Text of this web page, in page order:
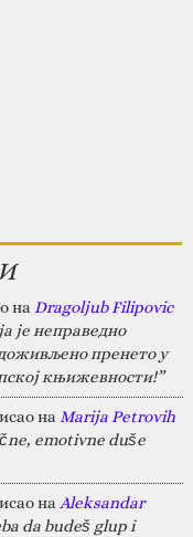
на Dragoljub Filipovic
је неправедно
пренето у
књижевности!”
на Marija Petrovih
emotivne duše
на Aleksandar
da budeš glup i